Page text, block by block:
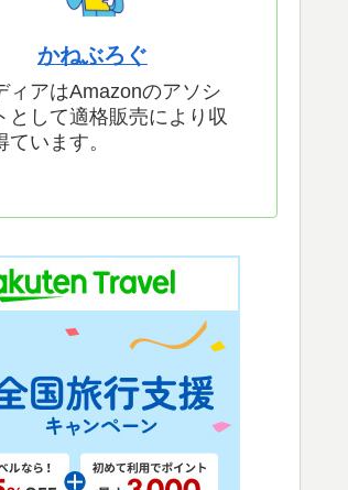
かねぶろぐ
ィアはAmazonのアソシ
として適格販売により収
ています。